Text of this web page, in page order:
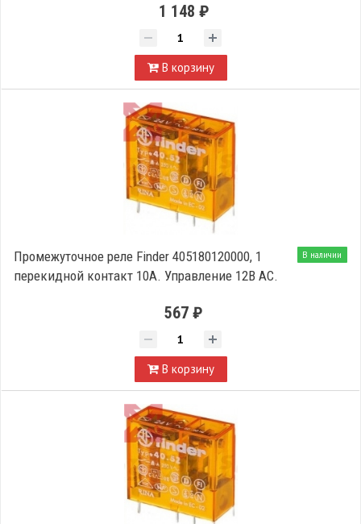
1 148 ₽
В корзину
В наличии
Промежуточное реле Finder 405180120000, 1
перекидной контакт 10А. Управление 12В АС.
567 ₽
В корзину